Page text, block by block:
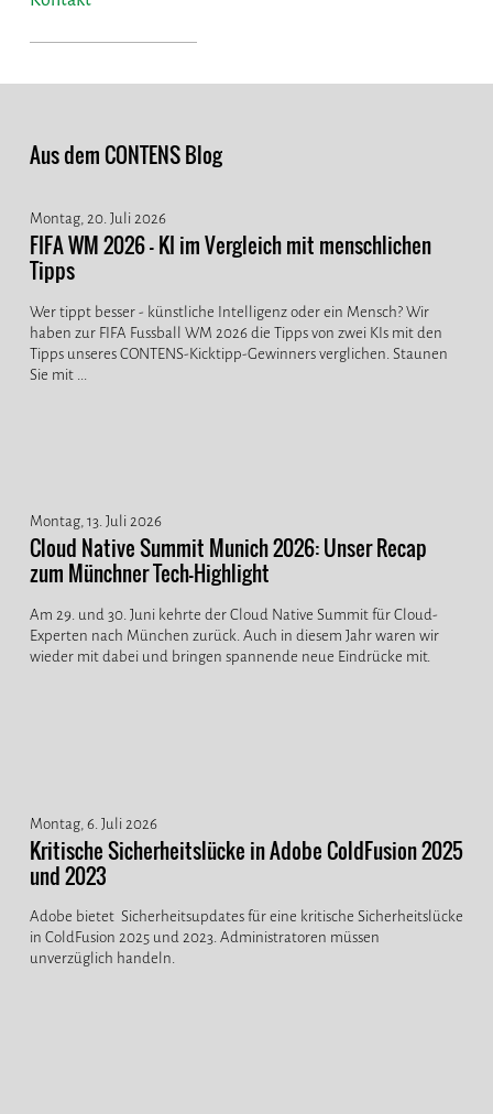
Aus dem CONTENS Blog
Montag, 20. Juli 2026
FIFA WM 2026 - KI im Vergleich mit menschlichen
Tipps
Wer tippt besser - künstliche Intelligenz oder ein Mensch? Wir
haben zur FIFA Fussball WM 2026 die Tipps von zwei KIs mit den
Tipps unseres CONTENS-Kicktipp-Gewinners verglichen. Staunen
Sie mit ...
Montag, 13. Juli 2026
Cloud Native Summit Munich 2026: Unser Recap
zum Münchner Tech-Highlight
Am 29. und 30. Juni kehrte der Cloud Native Summit für Cloud-
Experten nach München zurück. Auch in diesem Jahr waren wir
wieder mit dabei und bringen spannende neue Eindrücke mit.
Montag, 6. Juli 2026
Kritische Sicherheitslücke in Adobe ColdFusion 2025
und 2023
Adobe bietet Sicherheitsupdates für eine kritische Sicherheitslücke
in ColdFusion 2025 und 2023. Administratoren müssen
unverzüglich handeln.